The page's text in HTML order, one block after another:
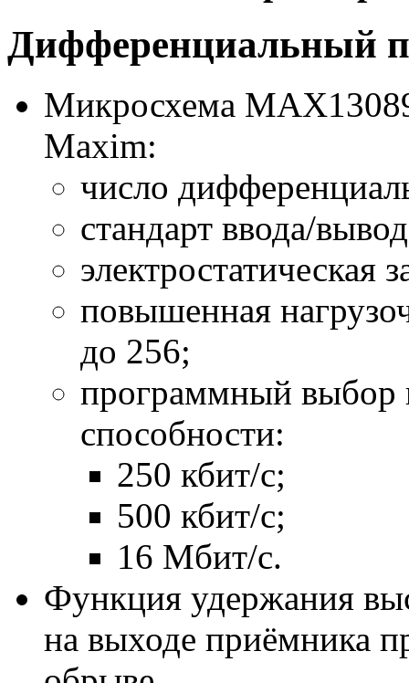
Дифференциальный
Микросхема
Maxim:
число
стандарт ввода/
электростатическая
повышенная
до 256;
программный выбор
способности:
250 кбит/с;
500 кбит/с;
16 Мбит/с.
Функция удержания
на выходе приёмника